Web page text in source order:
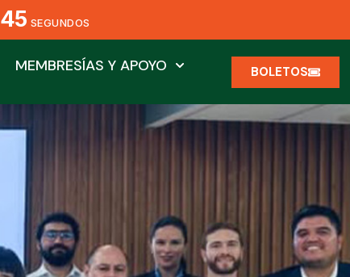
43 SEGUNDOS
MEMBRESÍAS Y APOYO BOLETOS